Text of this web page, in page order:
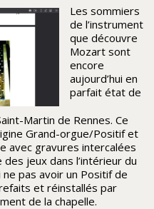
Les sommiers
de l’instrument
que découvre
Mozart sont
encore
aujourd’hui en
parfait état de
Martin de Rennes. Ce
Grand-orgue/Positif et
avec gravures intercalées
jeux dans l’intérieur du
pas avoir un Positif de
et réinstallés par
de la chapelle.